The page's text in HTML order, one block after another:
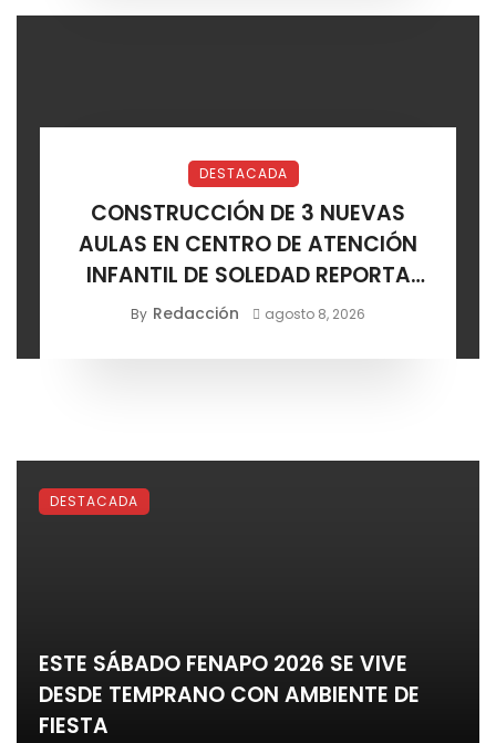
DESTACADA
CONSTRUCCIÓN DE 3 NUEVAS
AULAS EN CENTRO DE ATENCIÓN
INFANTIL DE SOLEDAD REPORTA
AVANCE POSITIVO
By Redacción agosto 8, 2026
ESTE SÁBADO FENAPO 2026 SE VIVE
DESDE TEMPRANO CON AMBIENTE DE
FIESTA
DESTACADA